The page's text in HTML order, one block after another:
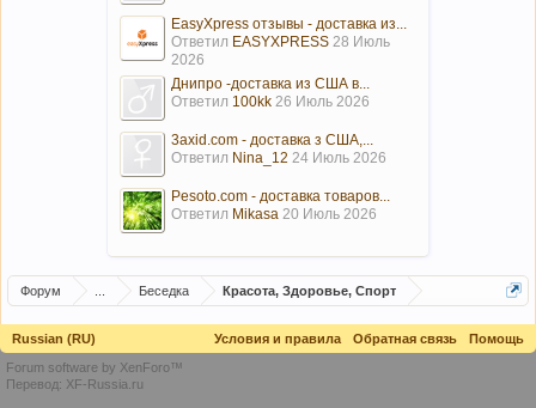
EasyXpress отзывы - доставка из...
Ответил EASYXPRESS 28 Июль
2026
Днипро -доставка из США в...
Ответил 100kk 26 Июль 2026
3axid.com - доставка з США,...
Ответил Nina_12 24 Июль 2026
Pesoto.com - доставка товаров...
Ответил Mikasa 20 Июль 2026
Форум Беседка Красота, Здоровье, Спорт
Russian (RU) Условия и правила Обратная связь
Помощь
Forum software by XenForo™
Перевод: XF-Russia.ru